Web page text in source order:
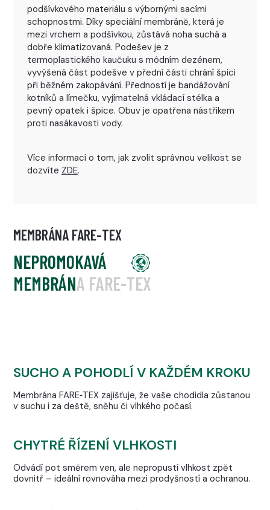
podšívkového materiálu s výbornými sacími
schopnostmi. Díky speciální membráně, která je
mezi vrchem a podšívkou, zůstává noha suchá a
dobře klimatizovaná. Podešev je z
termoplastického kaučuku s módním dezénem,
vyvýšená část podešve v přední části chrání špici
při běžném zakopávání. Předností je bandážování
kotníků a límečku, vyjímatelná vkládací stélka a
pevný opatek i špice. Obuv je opatřena nástřikem
proti nasákavosti vody.
Více informací o tom, jak zvolit správnou velikost se
dozvíte ZDE.
MEMBRÁNA FARE-TEX
NEPROMOKAVÁ
MEMBRÁNA FARE-TEX
SUCHO A POHODLÍ V KAŽDÉM KROKU
Membrána FARE‑TEX zajišťuje, že vaše chodidla zůstanou
v suchu i za deště, sněhu či vlhkého počasí.
CHYTRÉ ŘÍZENÍ VLHKOSTI
Odvádí pot směrem ven, ale nepropustí vlhkost zpět
dovnitř – ideální rovnováha mezi prodyšností a ochranou.